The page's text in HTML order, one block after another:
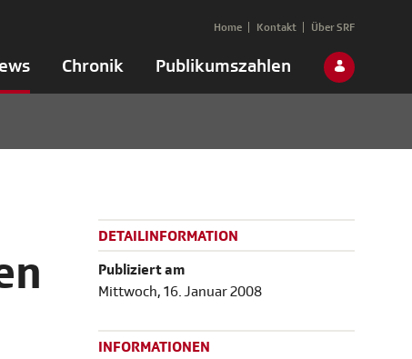
Chronik Publikumszahlen
Home Kontakt Über SRF
DETAILINFORMATION
Publiziert am
Mittwoch, 16. Januar 2008
INFORMATIONEN